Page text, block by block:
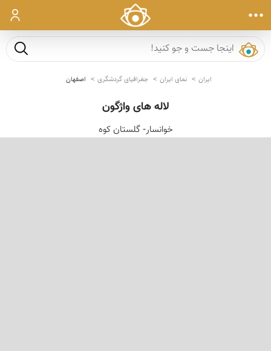
ورود
جست و
ایران نمای ایران جغرافیای گردشگری اصفهان
لاله های واژگون
خوانسار- گلستان کوه